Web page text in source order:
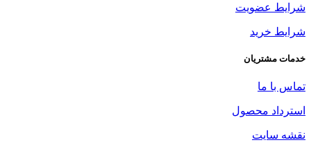
شرایط عضویت
شرایط خرید
خدمات مشتریان
تماس با ما
استرداد محصول
نقشه سایت